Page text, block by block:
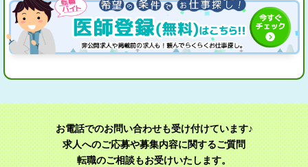
お電話でのお問い合わせも受け付けています♪
求人へのご応募や募集内容に関するご質問
転職のご相談もお受けいたします。